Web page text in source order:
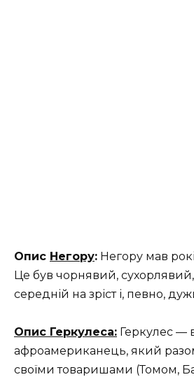
Опис Негору: Негору мав
Це був чорнявий,
середній на зріст і, певно,
Опис Геркулеса: Геркулес —
афроамериканець, який
своїми товаришами (Томом,